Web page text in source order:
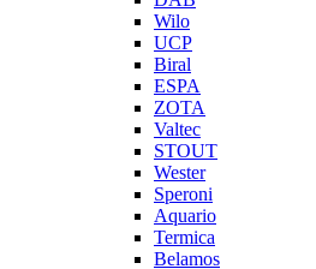
Wilo
UCP
Biral
ESPA
ZOTA
Valtec
STOUT
Wester
Speroni
Aquario
Termica
Belamos